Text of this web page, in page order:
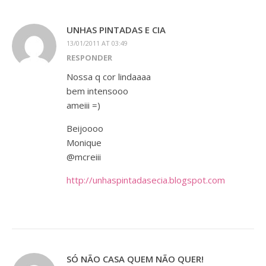
UNHAS PINTADAS E CIA
13/01/2011 AT 03:49
RESPONDER
Nossa q cor lindaaaa
bem intensooo
ameiii =)
Beijoooo
Monique
@mcreiii
http://unhaspintadasecia.blogspot.com
SÓ NÃO CASA QUEM NÃO QUER!